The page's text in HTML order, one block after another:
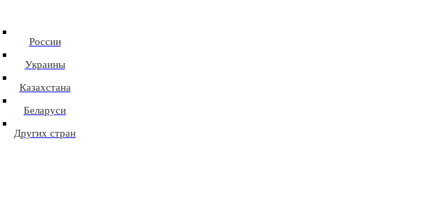
России
Украины
Казахстана
Беларуси
Других стран